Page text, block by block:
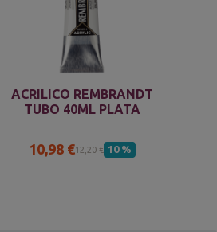
ACRILICO REMBRANDT
TUBO 40ML PLATA
10,98 €12,20 € 10 %